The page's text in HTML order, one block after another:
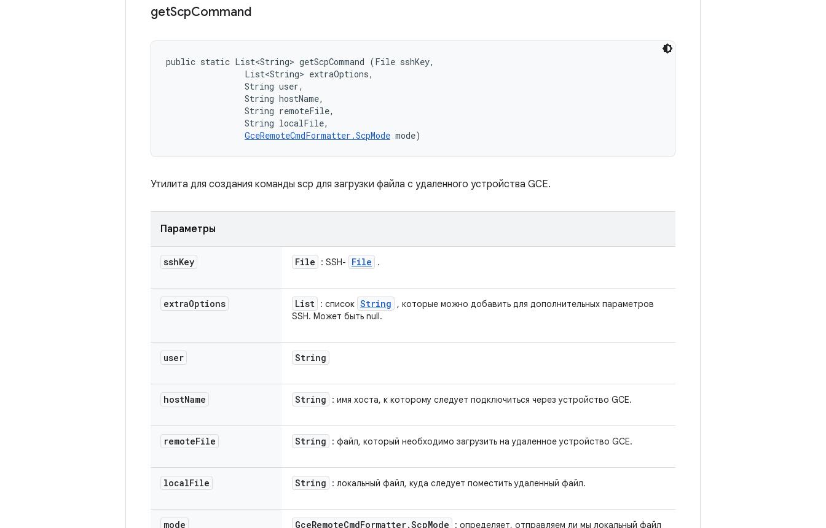
getScpCommand
public static List<String> getScpCommand (File sshKey,
                List<String> extraOptions,
                String user,
                String hostName,
                String remoteFile,
                String localFile,
GceRemoteCmdFormatter.ScpMode mode)
Утилита для создания команды scp для загрузки файла с удаленного устройства GCE.
Параметры
sshKey File : SSH- File .
extraOptions List : список String
, которые можно добавить для дополнительных параметров
SSH. Может быть null.
user String
hostName String : имя хоста, к которому следует подключиться через устройство GCE.
remoteFile String : файл, который необходимо загрузить на удаленное устройство GCE.
localFile String : локальный файл, куда следует поместить удаленный файл.
mode GceRemoteCmdFormatter.ScpMode : определяет, отправляем ли мы локальный файл